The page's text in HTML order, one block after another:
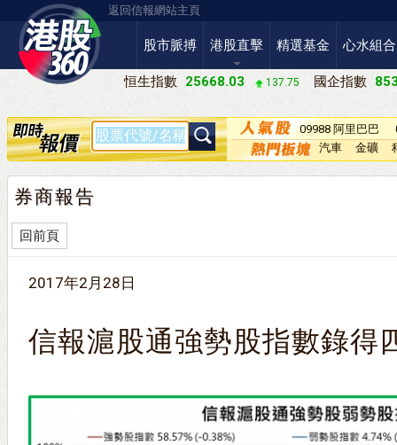
返回信報網站主頁
股市脈搏 港股直擊 精選基金 心水組合
恒生指數 25668.03 137.75 國企指數
09988 阿里巴巴
－Ｗ汽車
金礦
券商報告
回前頁
2017年2月28日
信報滬股通強勢股指數錄得